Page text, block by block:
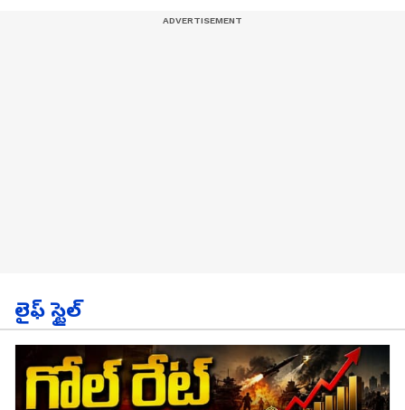
లైఫ్ స్టైల్